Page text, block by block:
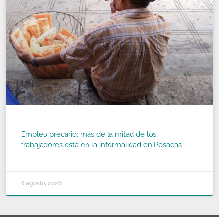
Empleo precario: más de la mitad de los
trabajadores está en la informalidad en Posadas
6 agosto, 2026